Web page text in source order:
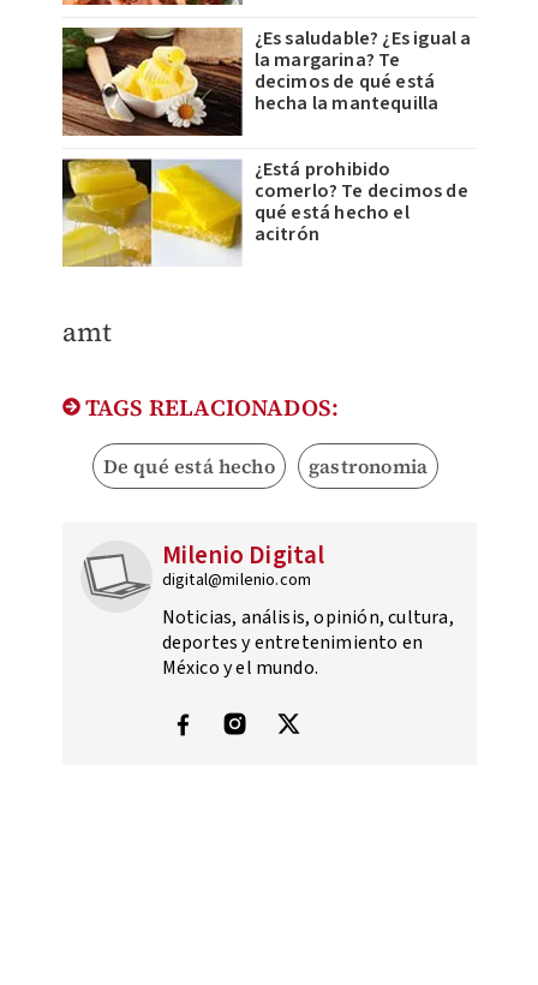
¿Es saludable? ¿Es igual a
la margarina? Te
decimos de qué está
hecha la mantequilla
¿Está prohibido
comerlo? Te decimos de
qué está hecho el
acitrón
amt
TAGS RELACIONADOS:
De qué está hecho gastronomia
Milenio Digital
digital@milenio.com
Noticias, análisis, opinión, cultura,
deportes y entretenimiento en
México y el mundo.